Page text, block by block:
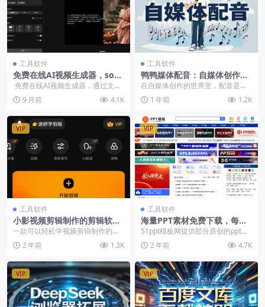
工具软件
免费在线AI视频生成器，sora
2模型免费使用-在线工具
免费在线AI视频生成器，通过文本
或图片创作令人惊叹的视频 ...
9 月前 4.1K
工具软件
鸭鸭媒体配音：自媒体创作的
高效配音工具
在自媒体创作的世界里，配音是一
个至关重要的环节。一个好的配音
不仅能为视频增色不少...
1 年前 1.2K
VIP
工具软件
小影视频剪辑制作的剪辑软件
安卓版登录即会员
一款可以轻松学视频剪辑制作的剪
辑软件，丰富多样的滤纸和模板素
材全部免费使用，让你...
2 年前 1.3K
VIP
工具软件
海量PPT素材免费下载，每日
更新，分类清晰，免注册登录
下载 51PPT模板
51ppt模板网提供部分原创的ppt模
板，里面包含了大量免费的PPT模
板，动态p...
2 年前 4.7K
VIP VIP